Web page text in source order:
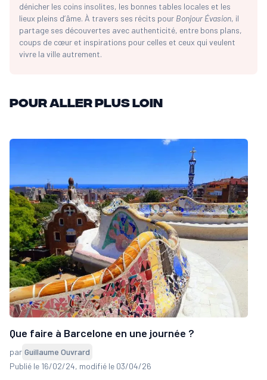
dénicher les coins insolites, les bonnes tables locales et les
lieux pleins d’âme. À travers ses récits pour Bonjour Évasion, il
partage ses découvertes avec authenticité, entre bons plans,
coups de cœur et inspirations pour celles et ceux qui veulent
vivre la ville autrement.
Pour aller plus loin
Que faire à Barcelone en une journée ?
par Guillaume Ouvrard
Publié le 16/02/24, modifié le 03/04/26